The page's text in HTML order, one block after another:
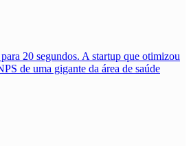
20 segundos. A startup que otimizou
de uma gigante da área de saúde